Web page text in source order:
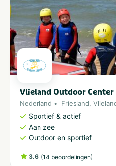
Vlieland Outdoor Center
Nederland Friesland,
Sportief & actief
Aan zee
Outdoor en sportief
3.6 (14 beoordelingen)